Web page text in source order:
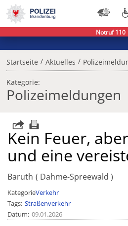
Startseite / Aktuelles /
Kategorie:
Polizeimeldungen
Kein Feuer,
und eine
Baruth Dahme-Spreewald
KategorieVerkehr
Tags Straßenverkehr
Datum 09.01.2026
Notruf 110